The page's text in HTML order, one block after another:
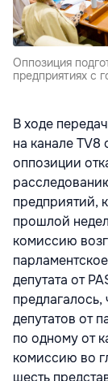
Оппозиция
предприятиях с
В ходе
на канале TV8
оппозиции
предприятий,
прошлой
комиссию
депутата от
депутатов от
по одному от
комиссию во
шесть